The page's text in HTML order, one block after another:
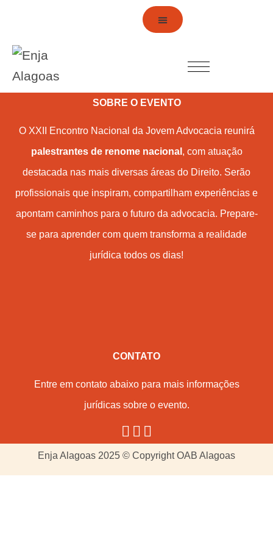
SOBRE O EVENTO
O XXII Encontro Nacional da Jovem Advocacia reunirá
palestrantes de renome nacional , com atuação
destacada nas mais diversas áreas do Direito. Serão
profissionais que inspiram, compartilham experiências e
apontam caminhos para o futuro da advocacia. Prepare-
se para aprender com quem transforma a realidade
jurídica todos os dias!
CONTATO
Entre em contato abaixo para mais informações
jurídicas sobre o evento.
Enja Alagoas 2025 © Copyright OAB Alagoas